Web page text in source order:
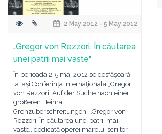
2 May 2012 - 5 May 2012
„Gregor von Rezzori. În căutarea
unei patrii mai vaste"
În perioada 2-5 mai 2012 se desfășoară
la Iași Conferinţa internaţională „Gregor
von Rezzori. Auf der Suche nach einer
größeren Heimat.
Grenzüberschreitungen” [Gregor von
Rezzori. În căutarea unei patrii mai
vaste], dedicată operei marelui scriitor